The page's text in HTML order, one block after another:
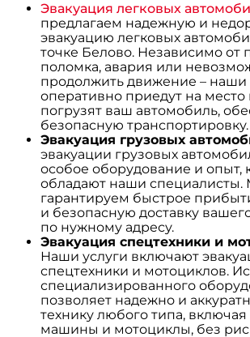
Эвакуация легковых
предлагаем надежную и
эвакуацию легковых
точке Белово. Независимо от
поломка, авария или
продолжить движение – наши
оперативно приедут на место
погрузят ваш автомобиль,
безопасную транспортировку.
Эвакуация грузовых
эвакуации грузовых
особое оборудование и опыт,
обладают наши специалисты.
гарантируем быстрое
и безопасную доставку
по нужному адресу.
Эвакуация спецтехники и
Наши услуги включают
спецтехники и мотоциклов.
специализированного
позволяет надежно и
технику любого типа,
машины и мотоциклы, без